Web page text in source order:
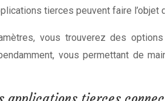
tierces peuvent faire l’objet
vous trouverez des
vous permettant de